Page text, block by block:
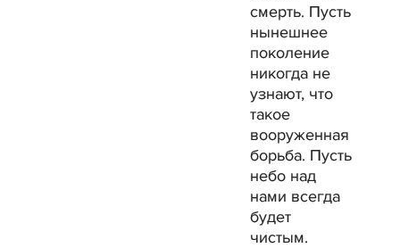
смерть. Пусть
нынешнее
поколение
никогда не
узнают, что
такое
вооруженная
борьба. Пусть
небо над
нами всегда
будет
чистым.